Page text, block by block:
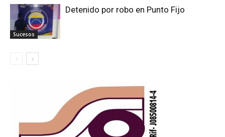
Sucesos
Detenido por robo en Punto Fijo